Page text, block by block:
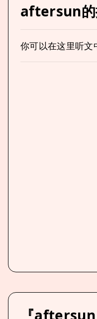
aftersun的
你可以在这里听文
『